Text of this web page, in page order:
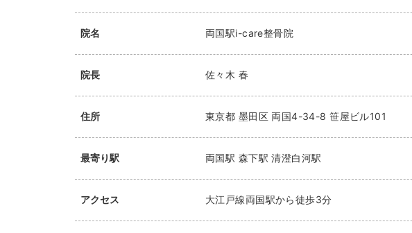
院名 両国駅i-care整骨院
院長 佐々木 春
住所 東京都 墨田区 両国4-34-8 笹屋ビル101
最寄り駅 両国駅 森下駅 清澄白河駅
アクセス 大江戸線両国駅から徒歩3分